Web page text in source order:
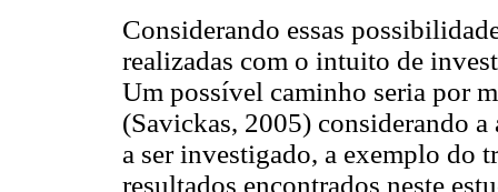
Considerando essas
realizadas com o intuito de
Um possível caminho seria por
(Savickas, 2005) considerando
a ser investigado, a exemplo do
resultados encontrados neste